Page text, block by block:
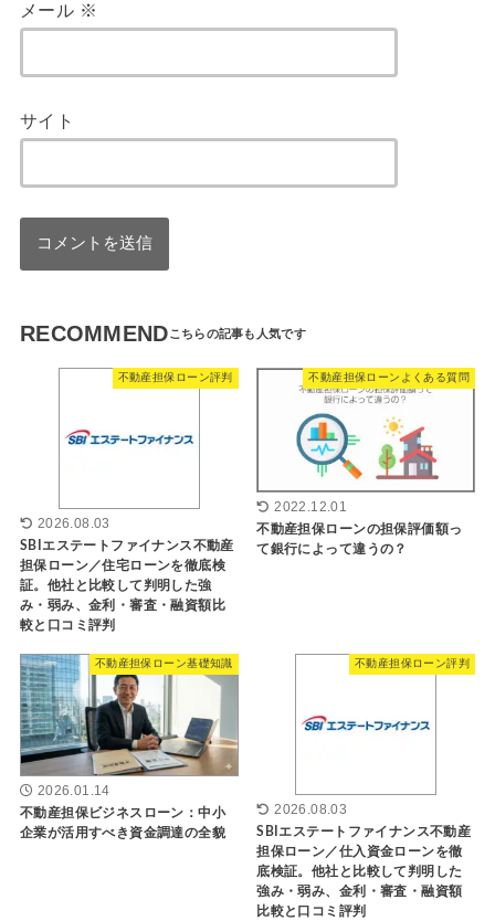
メール ※
サイト
RECOMMEND
不動産担保ローン評判
2026.08.03
SBIエステートファイナンス不動産
担保ローン／住宅ローンを徹底検
証。他社と比較して判明した強
み・弱み、金利・審査・融資額比
較と口コミ評判
不動産担保ローンよくある質問
2022.12.01
不動産担保ローンの担保評価額っ
て銀行によって違うの？
不動産担保ローン基礎知識
2026.01.14
不動産担保ビジネスローン：中小
企業が活用すべき資金調達の全貌
不動産担保ローン評判
2026.08.03
SBIエステートファイナンス不動産
担保ローン／仕入資金ローンを徹
底検証。他社と比較して判明した
強み・弱み、金利・審査・融資額
比較と口コミ評判